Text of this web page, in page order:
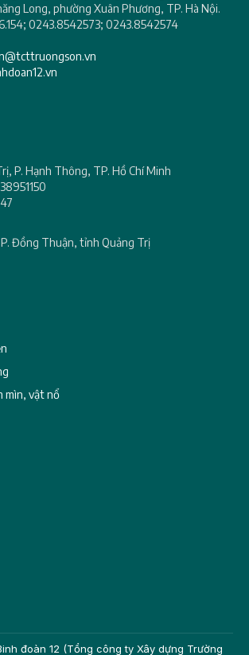
Long, phường Xuân Phương, TP. Hà Nội.
0243.8542573; 0243.8542574
P. Hạnh Thông, TP. Hồ Chí Minh
Đồng Thuận, tỉnh Quảng Trị
mìn, vật nổ
đoàn 12 (Tổng công ty Xây dựng Trường